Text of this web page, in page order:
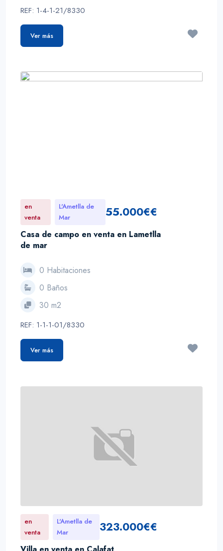
REF: 1-4-1-21/8330
Ver más
en
venta
L'Ametlla de
Mar
55.000€€
Casa de campo en venta en Lametlla
de mar
0 Habitaciones
0 Baños
30 m2
REF: 1-1-1-01/8330
Ver más
en
venta
L'Ametlla de
Mar
323.000€€